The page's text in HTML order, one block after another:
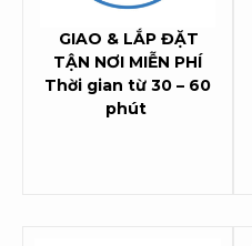
GIAO & LẮP ĐẶT
TẬN NƠI MIỄN PHÍ
Thời gian từ 30 – 60
phút